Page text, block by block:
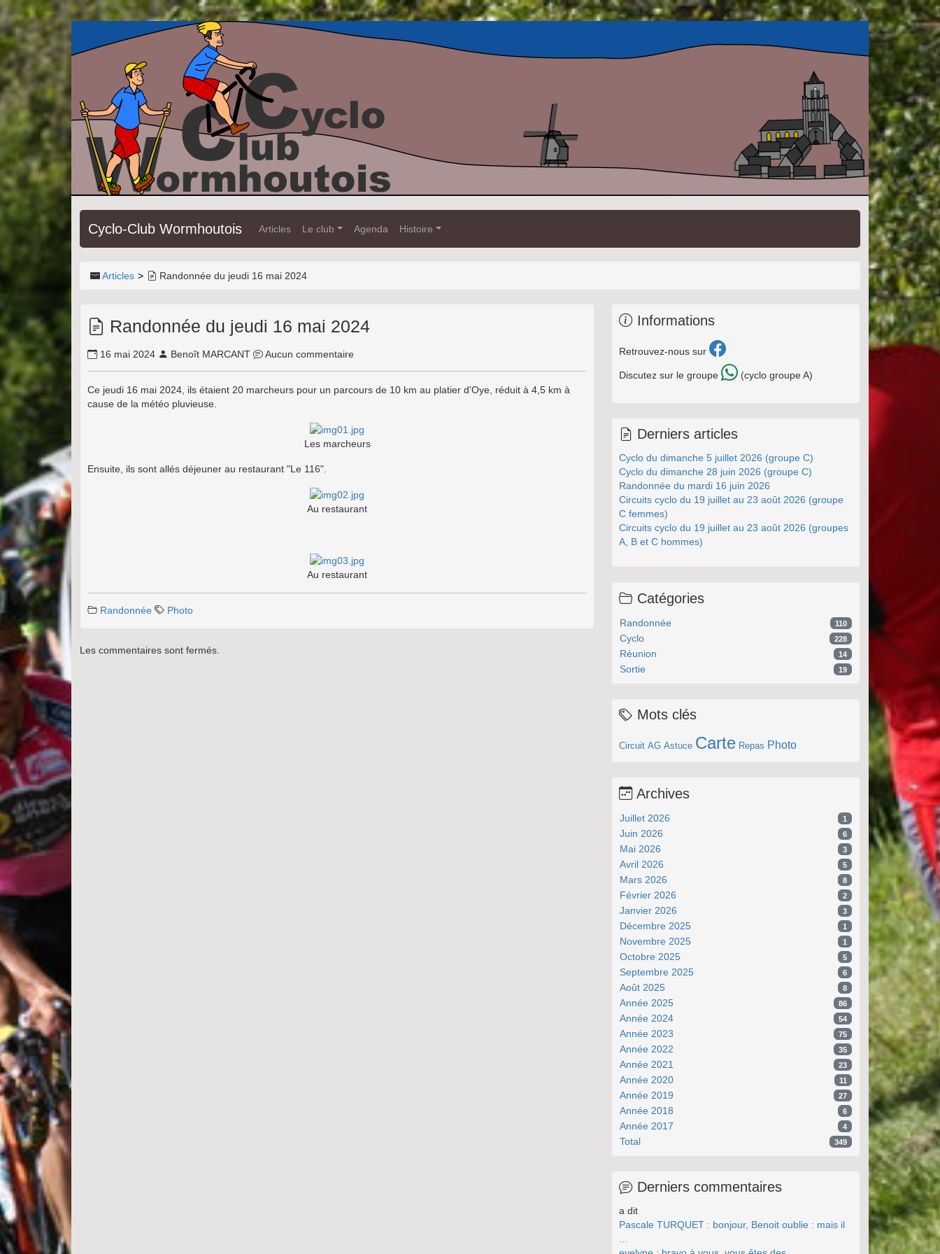
Cyclo-Club Wormhoutois Articles Le club Agenda Histoire
Articles Randonnée du jeudi 16 mai 2024
Randonnée du jeudi 16 mai 2024
16 mai 2024 Benoît MARCANT Aucun commentaire
Ce jeudi 16 mai 2024, ils étaient 20 marcheurs pour un parcours de 10 km au platier d'Oye, réduit à 4,5 km à
cause de la météo pluvieuse.
Les marcheurs
Ensuite, ils sont allés déjeuner au restaurant "Le 116".
Au restaurant
Au restaurant
Randonnée Photo
Les commentaires sont fermés.
Informations
Retrouvez-nous sur
Discutez sur le groupe (cyclo groupe A)
Derniers articles
Cyclo du dimanche 5 juillet 2026 (groupe C)
Cyclo du dimanche 28 juin 2026 (groupe C)
Randonnée du mardi 16 juin 2026
Circuits cyclo du 19 juillet au 23 août 2026 (groupe
C femmes)
Circuits cyclo du 19 juillet au 23 août 2026 (groupes
A, B et C hommes)
Catégories
Randonnée 110
Cyclo 228
Réunion 14
Sortie 19
Mots clés
Circuit AG Astuce Carte Repas Photo
Archives
Juillet 2026 1
Juin 2026 6
Mai 2026 3
Avril 2026 5
Mars 2026 8
Février 2026 2
Janvier 2026 3
Décembre 2025 1
Novembre 2025 1
Octobre 2025 5
Septembre 2025 6
Août 2025 8
Année 2025 86
Année 2024 54
Année 2023 75
Année 2022 35
Année 2021 23
Année 2020 11
Année 2019 27
Année 2018 6
Année 2017 4
Total 349
Derniers commentaires
a dit
Pascale TURQUET : bonjour, Benoit oublie : mais il